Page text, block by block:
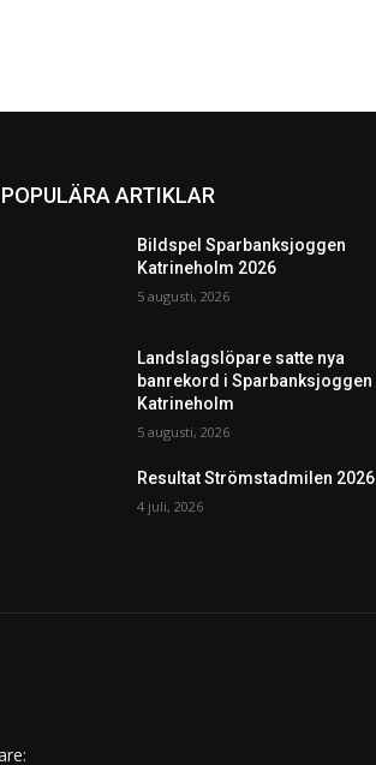
POPULÄRA ARTIKLAR
Bildspel Sparbanksjoggen
Katrineholm 2026
5 augusti, 2026
Landslagslöpare satte nya
banrekord i Sparbanksjoggen
Katrineholm
5 augusti, 2026
Resultat Strömstadmilen 2026
4 juli, 2026